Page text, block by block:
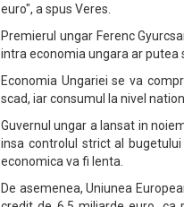
euro", a spus Veres.
Premierul ungar Ferenc
intra economia ungara ar putea
Economia Ungariei se va
scad, iar consumul la nivel
Guvernul ungar a lansat in
insa controlul strict al
economica va fi lenta.
De asemenea, Uniunea